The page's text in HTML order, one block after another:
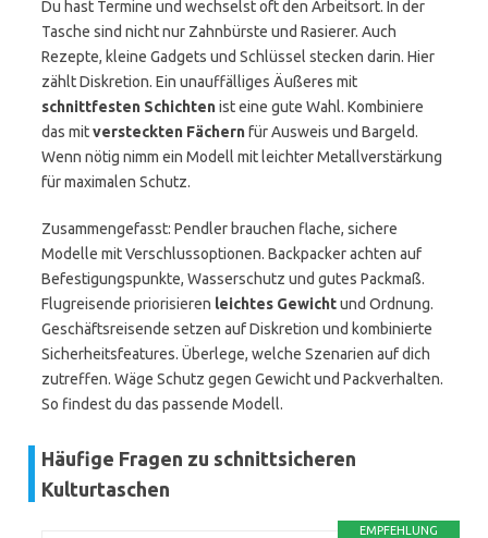
Du hast Termine und wechselst oft den Arbeitsort. In der
Tasche sind nicht nur Zahnbürste und Rasierer. Auch
Rezepte, kleine Gadgets und Schlüssel stecken darin. Hier
zählt Diskretion. Ein unauffälliges Äußeres mit
schnittfesten Schichtenist eine gute Wahl. Kombiniere
das mitversteckten Fächernfür Ausweis und Bargeld.
Wenn nötig nimm ein Modell mit leichter Metallverstärkung
für maximalen Schutz.
Zusammengefasst: Pendler brauchen flache, sichere
Modelle mit Verschlussoptionen. Backpacker achten auf
Befestigungspunkte, Wasserschutz und gutes Packmaß.
Flugreisende priorisieren leichtes Gewichtund Ordnung.
Geschäftsreisende setzen auf Diskretion und kombinierte
Sicherheitsfeatures. Überlege, welche Szenarien auf dich
zutreffen. Wäge Schutz gegen Gewicht und Packverhalten.
So findest du das passende Modell.
Häufige Fragen zu schnittsicheren
Kulturtaschen
EMPFEHLUNG